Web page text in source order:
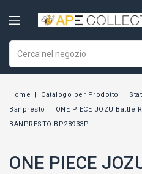
Home Catalogo per Prodotto
Banpresto
ONE PIECE JOZU
BANPRESTO BP28933P
ONE PIECE